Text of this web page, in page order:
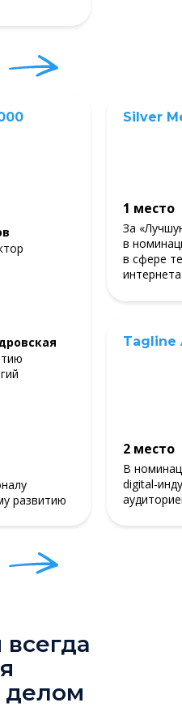
Silver
1 место
За
в
в сфере
развитию
Tagline
2 место
В
digital-
делом